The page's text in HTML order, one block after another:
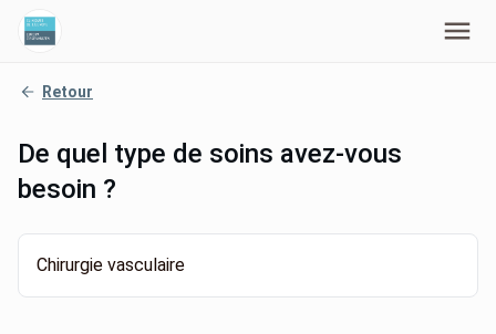
Retour
De quel type de soins avez-vous
besoin ?
Chirurgie vasculaire